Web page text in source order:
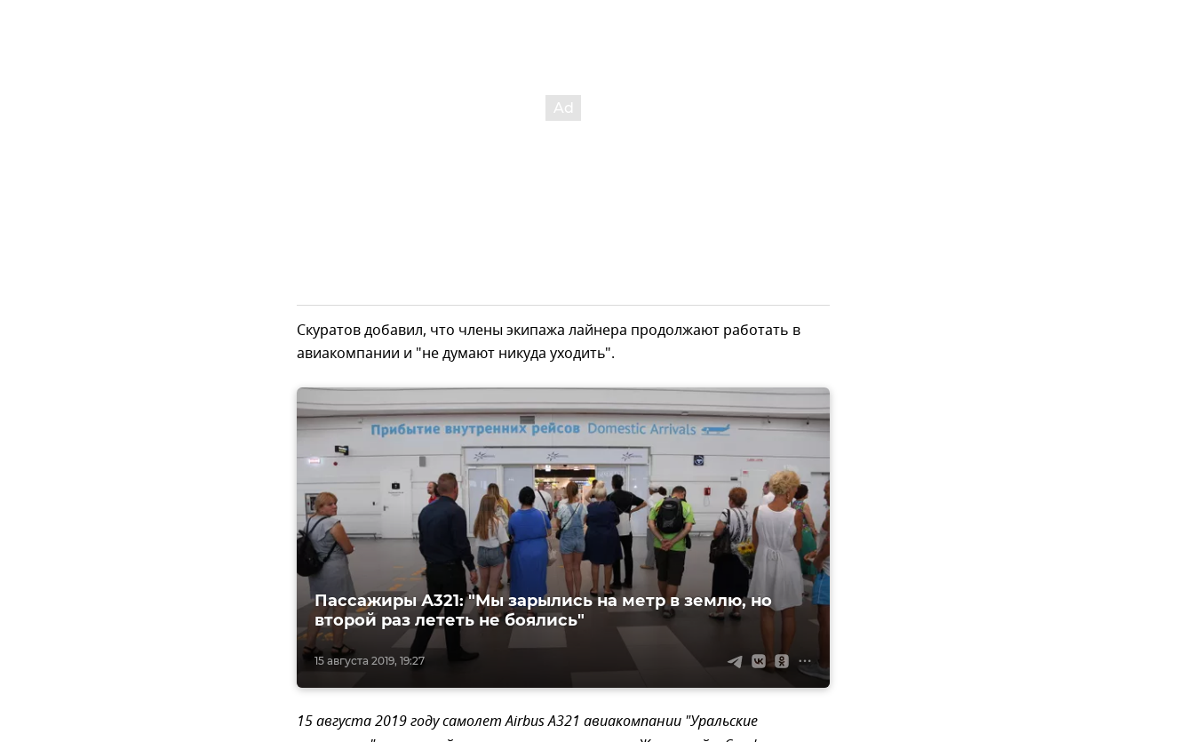
Скуратов добавил, что члены экипажа лайнера продолжают работать в
авиакомпании и "не думают никуда уходить".
15 августа 2019, 19:27
Пассажиры А321: "Мы зарылись на метр в землю, но
второй раз лететь не боялись"
15 августа 2019 году самолет Airbus А321 авиакомпании "Уральские